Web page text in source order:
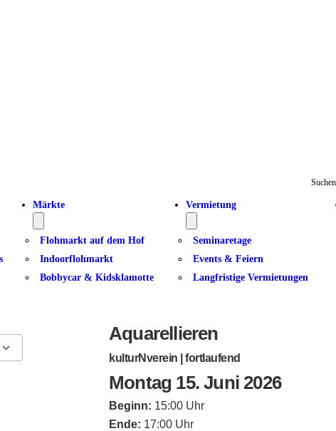
Suchen
Märkte
Flohmarkt auf dem Hof
Indoorflohmarkt
Bobbycar & Kidsklamotte
Vermietung
Seminaretage
Events & Feiern
Langfristige Vermietungen
Aquarellieren
kulturNverein | fortlaufend
Montag 15. Juni 2026
Beginn: 15:00 Uhr
Ende: 17:00 Uhr